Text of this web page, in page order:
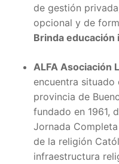
de gestión
opcional y de
Brinda educación
ALFA Asociación
encuentra situado
provincia de
fundado en 1961,
Jornada
de la religión
infraestructura